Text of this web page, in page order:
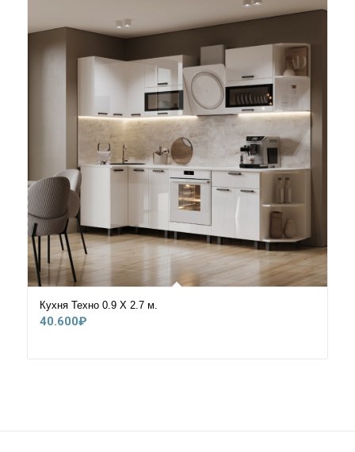
Кухня Техно 0.9 Х 2.7 м.
40.600₽